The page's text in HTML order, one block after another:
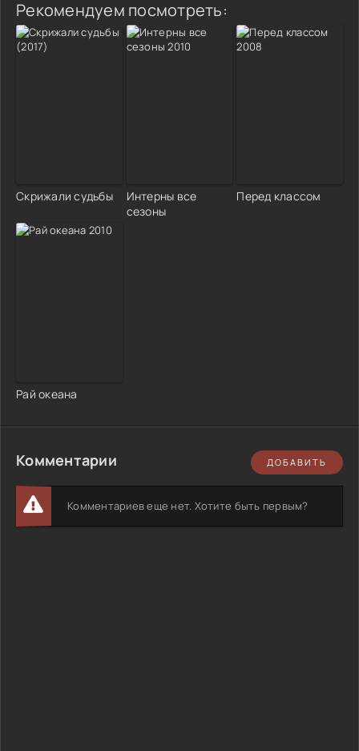
Рекомендуем посмотреть:
Скрижали судьбы
Интерны все
сезоны
Перед классом
Рай океана
Комментарии ДОБАВИТЬ
Комментариев еще нет. Хотите быть первым?